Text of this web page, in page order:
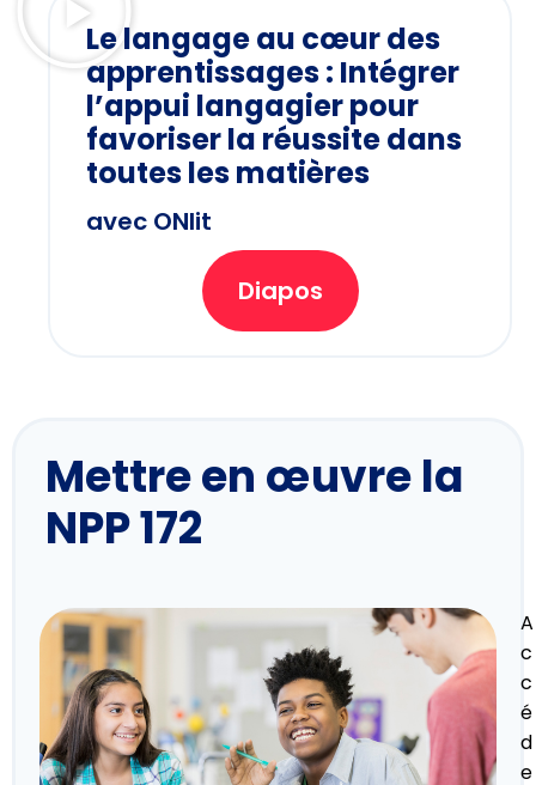
Le langage au cœur des
apprentissages : Intégrer
l’appui langagier pour
favoriser la réussite dans
toutes les matières
avec ONlit
Diapos
Mettre en œuvre la
NPP 172
A
c
c
é
d
e